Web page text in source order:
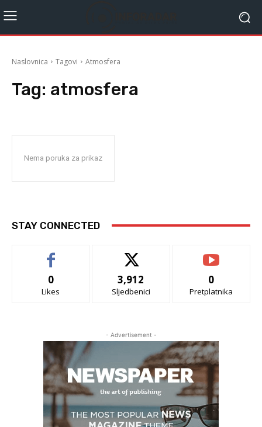
Naslovnica Tagovi Atmosfera
Tag: atmosfera
Nema poruka za prikaz
STAY CONNECTED
0
Likes
3,912
Sljedbenici
0
Pretplatnika
- Advertisement -